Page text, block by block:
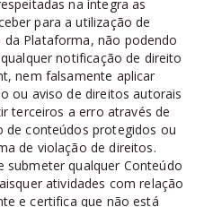
na íntegra as
para a utilização de
da Plataforma, não podendo
notificação de direito
nem falsamente aplicar
ou aviso de direitos autorais
terceiros a erro através de
de conteúdos protegidos ou
de violação de direitos.
submeter qualquer Conteúdo
atividades com relação
e certifica que não está